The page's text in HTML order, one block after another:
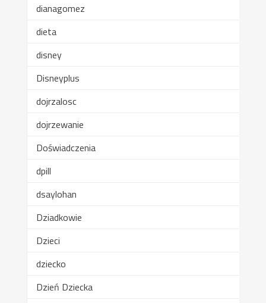
dianagomez
dieta
disney
Disneyplus
dojrzalosc
dojrzewanie
Doświadczenia
dpill
dsaylohan
Dziadkowie
Dzieci
dziecko
Dzień Dziecka